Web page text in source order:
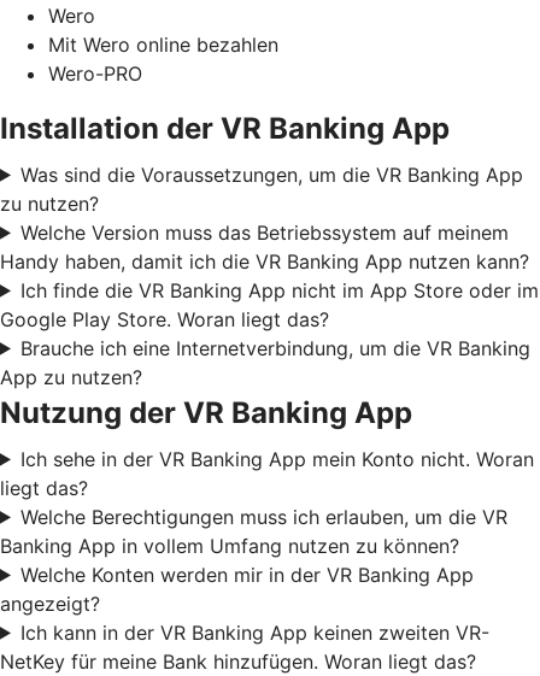
Wero
Mit Wero online bezahlen
Wero-PRO
Installation der VR Banking App
Was sind die Voraussetzungen, um die VR Banking App
zu nutzen?
Welche Version muss das Betriebssystem auf meinem
Handy haben, damit ich die VR Banking App nutzen kann?
Ich finde die VR Banking App nicht im App Store oder im
Google Play Store. Woran liegt das?
Brauche ich eine Internetverbindung, um die VR Banking
App zu nutzen?
Nutzung der VR Banking App
Ich sehe in der VR Banking App mein Konto nicht. Woran
liegt das?
Welche Berechtigungen muss ich erlauben, um die VR
Banking App in vollem Umfang nutzen zu können?
Welche Konten werden mir in der VR Banking App
angezeigt?
Ich kann in der VR Banking App keinen zweiten VR-
NetKey für meine Bank hinzufügen. Woran liegt das?